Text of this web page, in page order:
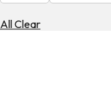
All Clear